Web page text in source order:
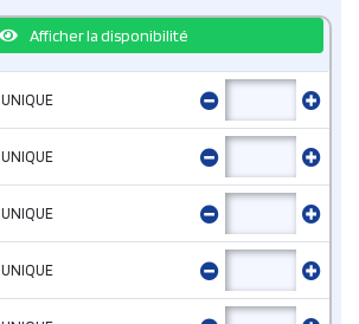
Afficher la disponibilité
UNIQUE
UNIQUE
UNIQUE
UNIQUE